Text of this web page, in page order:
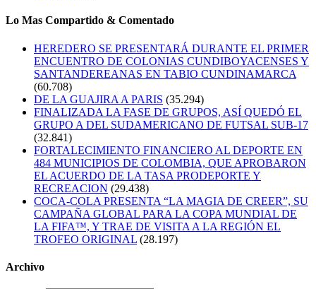
Lo Mas Compartido & Comentado
HEREDERO SE PRESENTARÁ DURANTE EL PRIMER
ENCUENTRO DE COLONIAS CUNDIBOYACENSES Y
SANTANDEREANAS EN TABIO CUNDINAMARCA
(60.708)
DE LA GUAJIRA A PARIS (35.294)
FINALIZADA LA FASE DE GRUPOS, ASÍ QUEDÓ EL
GRUPO A DEL SUDAMERICANO DE FUTSAL SUB-17
(32.841)
FORTALECIMIENTO FINANCIERO AL DEPORTE EN
484 MUNICIPIOS DE COLOMBIA, QUE APROBARON
EL ACUERDO DE LA TASA PRODEPORTE Y
RECREACION (29.438)
COCA-COLA PRESENTA “LA MAGIA DE CREER”, SU
CAMPAÑA GLOBAL PARA LA COPA MUNDIAL DE
LA FIFA™, Y TRAE DE VISITA A LA REGIÓN EL
TROFEO ORIGINAL (28.197)
Archivo